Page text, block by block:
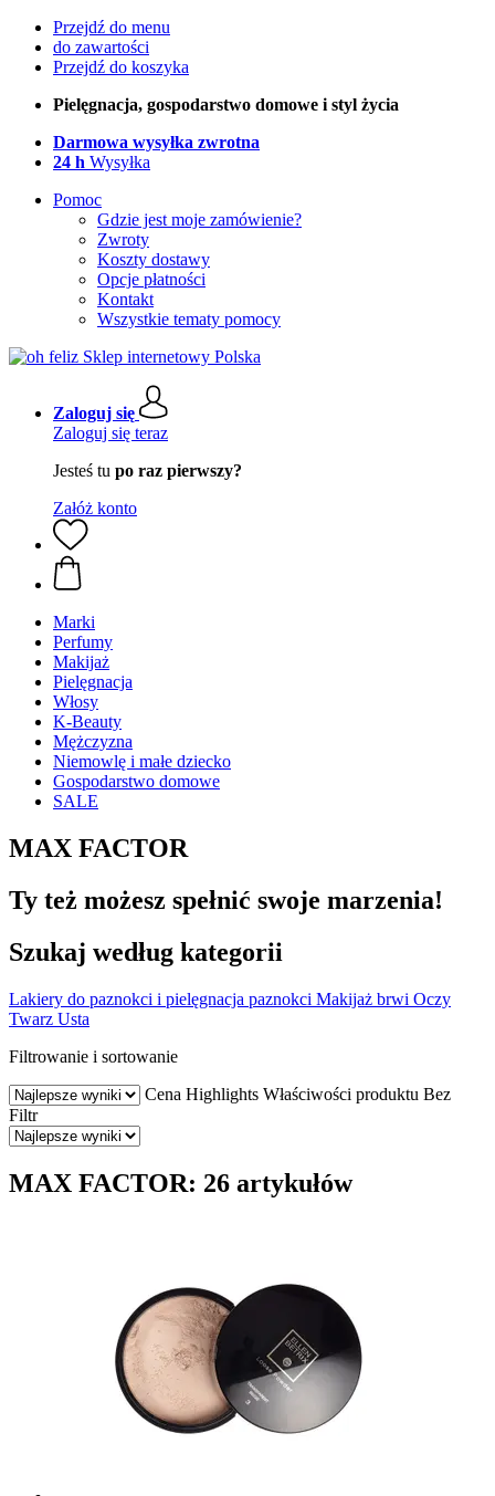
Przejdź do menu
do zawartości
Przejdź do koszyka
Pielęgnacja, gospodarstwo domowe i styl życia
Darmowa wysyłka zwrotna
24 h Wysyłka
Pomoc
Gdzie jest moje zamówienie?
Zwroty
Koszty dostawy
Opcje płatności
Kontakt
Wszystkie tematy pomocy
Zaloguj się
Zaloguj się teraz
Jesteś tu po raz pierwszy?
Załóż konto
Marki
Perfumy
Makijaż
Pielęgnacja
Włosy
K-Beauty
Mężczyzna
Niemowlę i małe dziecko
Gospodarstwo domowe
SALE
MAX FACTOR
Ty też możesz spełnić swoje marzenia!
Szukaj według kategorii
Lakiery do paznokci i pielęgnacja paznokci Makijaż brwi Oczy
Twarz Usta
Filtrowanie i sortowanie
Cena Highlights Właściwości produktu Bez
Filtr
MAX FACTOR: 26 artykułów